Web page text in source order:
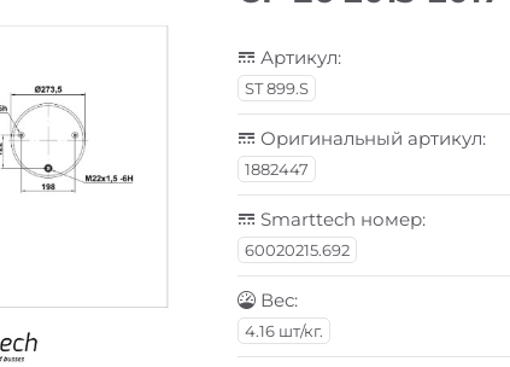
Артикул:
ST 899.S
Оригинальный артикул:
1882447
Smarttech номер:
60020215.692
Вес:
4.16 шт/кг.